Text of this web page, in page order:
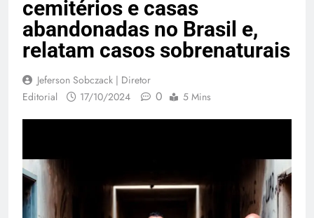
cemitérios e casas
abandonadas no Brasil e,
relatam casos sobrenaturais
Jeferson Sobczack | Diretor
Editorial
17/10/2024 0 5 Mins